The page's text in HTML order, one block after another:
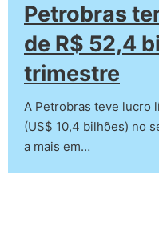
Petrobras
de R$ 52,4
trimestre
A Petrobras teve lucro
(US$ 10,4 bilhões) no
a mais em…